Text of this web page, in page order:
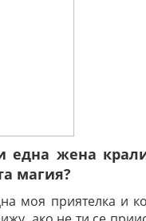
жена
магия?
моя приятелка и